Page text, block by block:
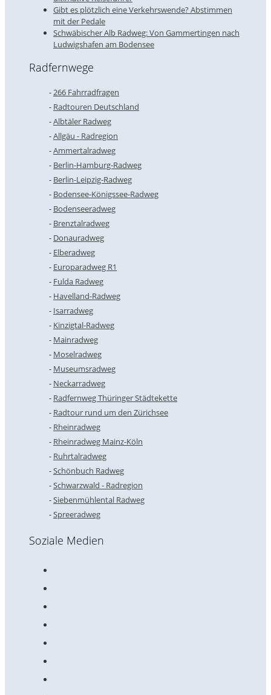
Gibt es plötzlich eine Verkehrswende? Abstimmen
mit der Pedale
Schwäbischer Alb Radweg: Von Gammertingen nach
Ludwigshafen am Bodensee
Radfernwege
266 Fahrradfragen
Radtouren Deutschland
Albtäler Radweg
Allgäu - Radregion
Ammertalradweg
Berlin-Hamburg-Radweg
Berlin-Leipzig-Radweg
Bodensee-Königssee-Radweg
Bodenseeradweg
Brenztalradweg
Donauradweg
Elberadweg
Europaradweg R1
Fulda Radweg
Havelland-Radweg
Isarradweg
Kinzigtal-Radweg
Mainradweg
Moselradweg
Museumsradweg
Neckarradweg
Radfernweg Thüringer Städtekette
Radtour rund um den Zürichsee
Rheinradweg
Rheinradweg Mainz-Köln
Ruhrtalradweg
Schönbuch Radweg
Schwarzwald - Radregion
Siebenmühlental Radweg
Spreeradweg
Soziale Medien